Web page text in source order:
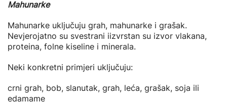
Mahunarke
Mahunarke uključuju grah, mahunarke i grašak.
Nevjerojatno su svestrani iizvrstan su izvor vlakana,
proteina, folne kiseline i minerala.
Neki konkretni primjeri uključuju:
crni grah, bob, slanutak, grah, leća, grašak, soja ili
edamame